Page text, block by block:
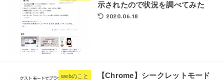
示されたので状況を調べてみた
2020.06.18
webのこと
【Chrome】シークレットモード